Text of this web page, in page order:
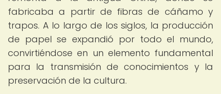
fabricaba a partir de fibras de cáñamo y
trapos. A lo largo de los siglos, la producción
de papel se expandió por todo el mundo,
convirtiéndose en un elemento fundamental
para la transmisión de conocimientos y la
preservación de la cultura.